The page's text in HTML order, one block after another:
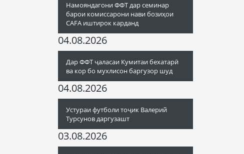
Намояндагони ФФТ дар семинар
барои комиссарони нави бозиҳои
CAFA иштирок карданд
04.08.2026
Дар ФФТ ҷаласаи Кумитаи бехатарӣ
ва кор бо мухлисон баргузор шуд
04.08.2026
Устураи футболи тоҷик Валерий
Турсунов даргузашт
03.08.2026